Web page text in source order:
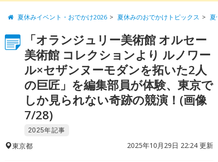
夏休みイベント・おでかけ2026 夏休みのおでかけトピックス 夏
「オランジュリー美術館 オルセー
美術館 コレクションより ルノワー
ル×セザンヌーモダンを拓いた2人
の巨匠」を編集部員が体験、東京で
しか見られない奇跡の競演！(画像
7/28)
2025年記事
東京都 2025年10月29日 22:24 更新